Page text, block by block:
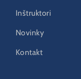
Inštruktori
Novinky
Kontakt